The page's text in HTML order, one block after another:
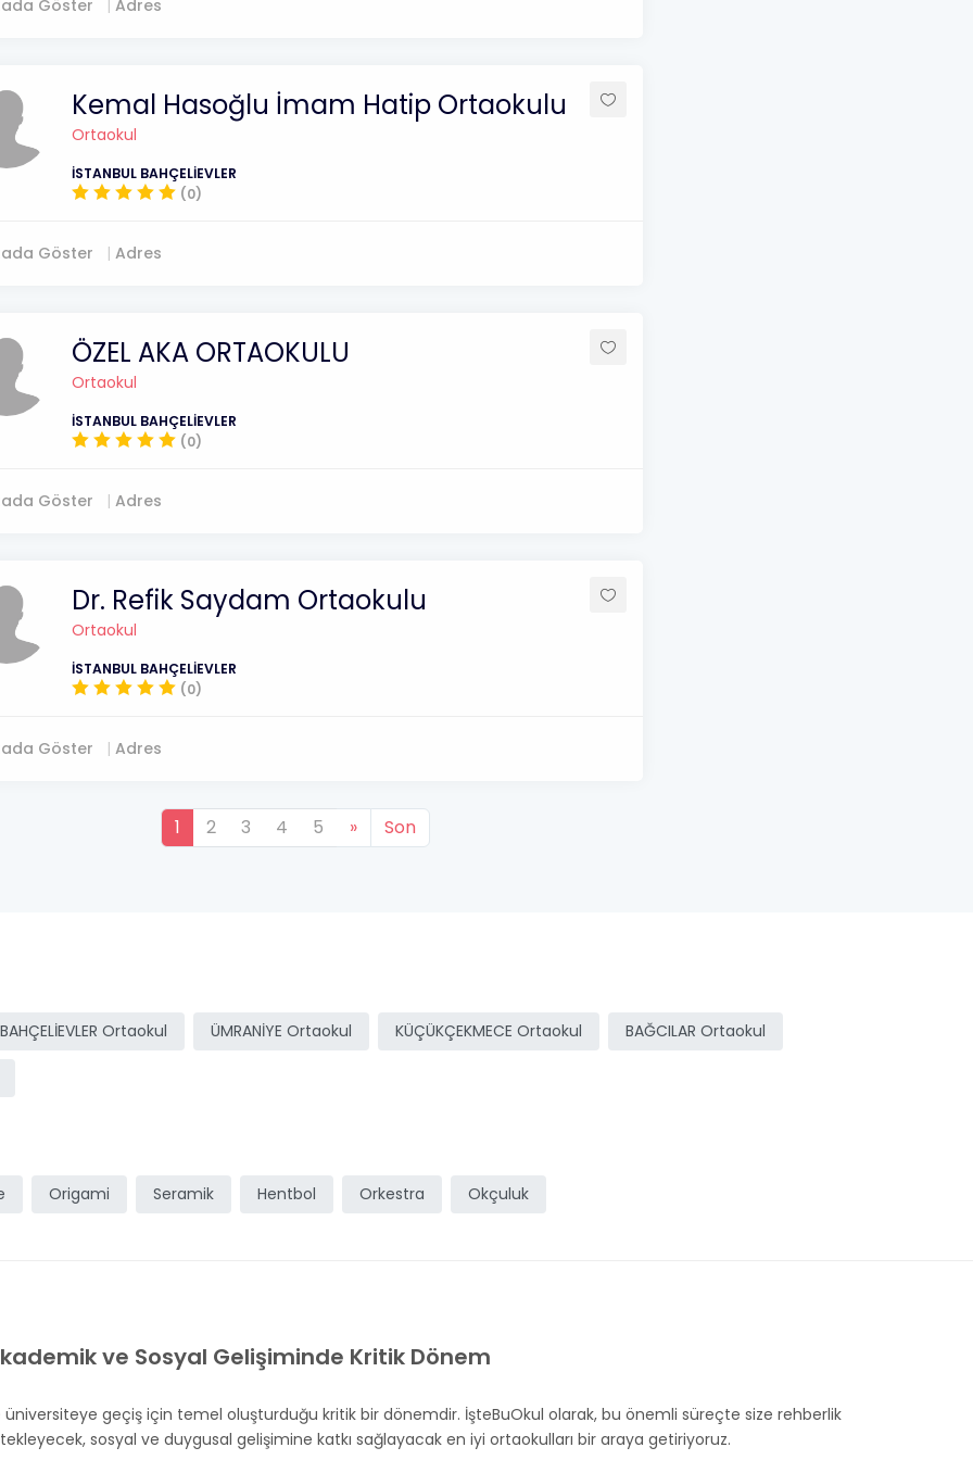
Göster Adres
Kemal Hasoğlu İmam Hatip Ortaokulu
Ortaokul
İSTANBUL BAHÇELİEVLER
(0)
Göster Adres
ÖZEL AKA ORTAOKULU
Ortaokul
İSTANBUL BAHÇELİEVLER
(0)
Göster Adres
Dr. Refik Saydam Ortaokulu
Ortaokul
İSTANBUL BAHÇELİEVLER
(0)
Göster Adres
1 2 3 4 5 » Son
BAHÇELİEVLER Ortaokul ÜMRANİYE Ortaokul KÜÇÜKÇEKMECE Ortaokul BAĞCILAR Ortaokul
Origami Seramik Hentbol Orkestra Okçuluk
ve Sosyal Gelişiminde Kritik Dönem
geçiş için temel oluşturduğu kritik bir dönemdir. İşteBuOkul olarak, bu önemli süreçte size rehberlik
sosyal ve duygusal gelişimine katkı sağlayacak en iyi ortaokulları bir araya getiriyoruz.